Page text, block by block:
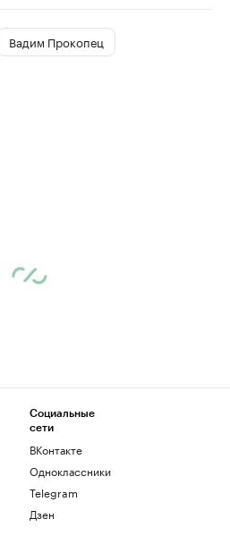
Вадим Прокопец
Социальные
сети
ВКонтакте
Одноклассники
Telegram
Дзен